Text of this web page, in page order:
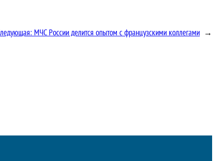
МЧС России делится опытом с французскими коллегами →